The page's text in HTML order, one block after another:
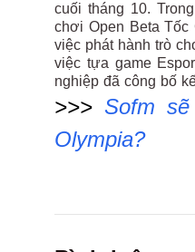
cuối tháng 10.
chơi Open Beta
việc phát hành trò
việc tựa game
nghiệp đã công bố
>>> Sofm
Olympia?